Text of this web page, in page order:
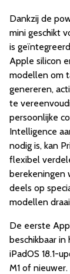
Dankzij de
mini geschikt
is
Apple silicon
modellen om
genereren,
te
persoonlijke
Intelligence
nodig is, kan
flexibel
berekeningen
deels op
modellen
De eerste
beschikbaar
iPadOS 18.1-
M1 of